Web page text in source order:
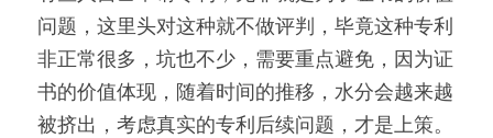
问题，这里头对这种就不做评判，毕竟这种专利
非正常很多，坑也不少，需要重点避免，因为证
书的价值体现，随着时间的推移，水分会越来越
被挤出，考虑真实的专利后续问题，才是上策。